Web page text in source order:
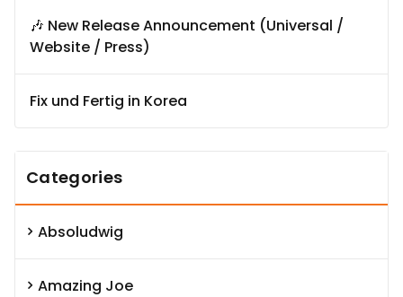
🎶 New Release Announcement (Universal /
Website / Press)
Fix und Fertig in Korea
Categories
Absoludwig
Amazing Joe